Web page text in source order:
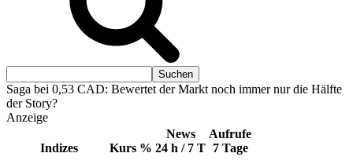
Saga bei 0,53 CAD: Bewertet der Markt noch immer nur die Hälfte
der Story?
Anzeige
Indizes Kurs %
News
24 h / 7 T
Aufrufe
7 Tage